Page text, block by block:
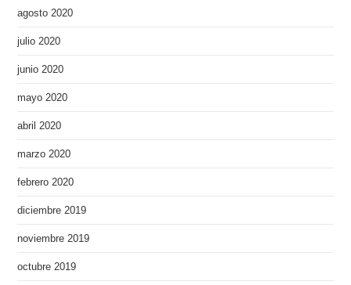
agosto 2020
julio 2020
junio 2020
mayo 2020
abril 2020
marzo 2020
febrero 2020
diciembre 2019
noviembre 2019
octubre 2019